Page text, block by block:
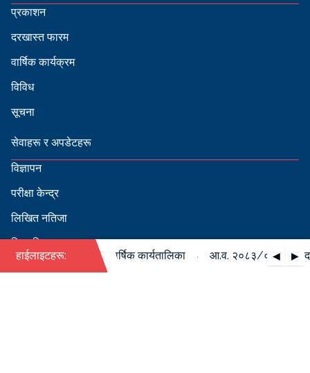
प्रकाशन
दरखास्त फारम
वार्षिक कार्यक्रम
विविध
सूचना
सेवाहरू र अपडेटहरू
विज्ञापन
परीक्षा केन्द्र
लिखित नतिजा
सिफारिस
हाईलाइटहरू: ◀ ▶
को पदपूर्ति सम्बन्धी वार्षिक कार्यतालिका आ.व. २०८३/०८४ को